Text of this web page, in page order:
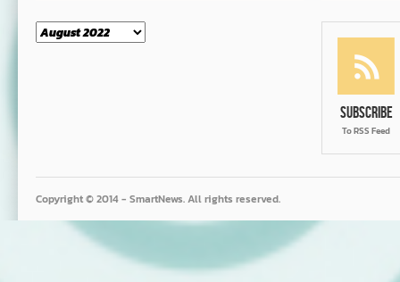
Month
Subscribe
To RSS Feed
Copyright © 2014 - SmartNews. All rights reserved.